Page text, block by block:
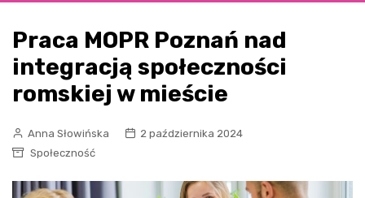
Praca MOPR Poznań nad
integracją społeczności
romskiej w mieście
Anna Słowińska
2 października 2024
Społeczność